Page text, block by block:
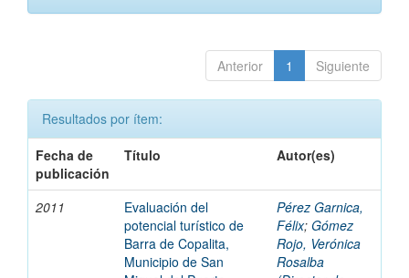
Anterior 1 Siguiente
Resultados por ítem:
Fecha de
publicación
Título Autor(es)
2011
Evaluación del
potencial turístico de
Barra de Copalita,
Municipio de San
Pérez Garnica,
Félix; Gómez
Rojo, Verónica
Rosalba